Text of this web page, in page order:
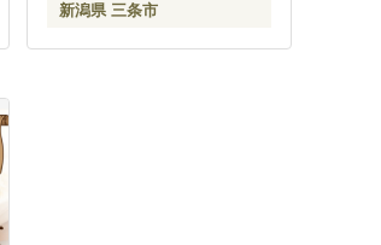
新潟県 三条市